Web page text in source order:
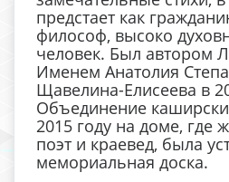
предстает как
философ, высоко
человек. Был автором
Именем Анатолия
Щавелина-Елисеева в
Объединение
2015 году на доме, где
поэт и краевед, была
мемориальная доска.